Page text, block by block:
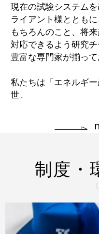
現在の試験システム
ライアント様ととも
もちろんのこと、将
対応できるよう研究
豊富な専門家が揃って
私たちは「エネルギ
世...
制度・